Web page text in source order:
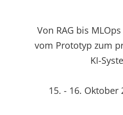
Von RAG bis
vom Prototyp zum
KI-
15. - 16.